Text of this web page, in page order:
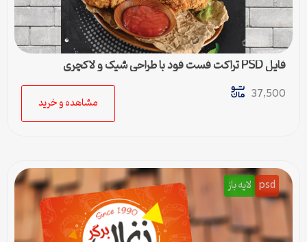
فایل PSD تراکت فست فود با طراحی شیک و لاکچری
37,500
مشاهده و خرید
psd لایه باز